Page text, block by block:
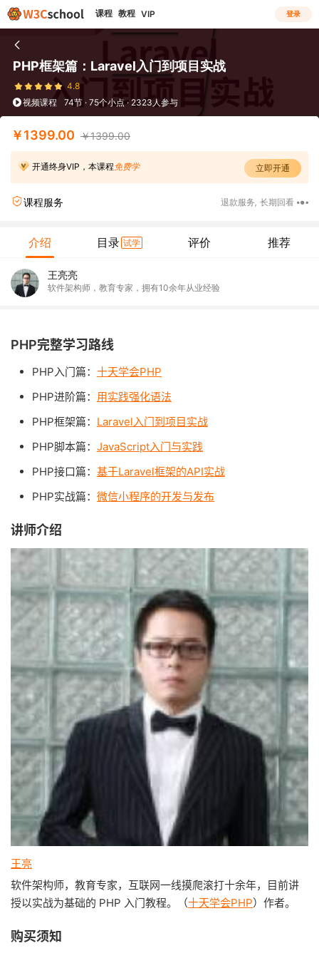
课程 教程 VIP 登录
PHP框架篇：Laravel入门到项目实战
4.8
视频课程
74节 · 75个小点 · 2323人参与
￥1399.00 ￥1399.00
开通终身VIP，本课程 免费学 立即开通
课程服务 退款服务 长期回看
介绍 目录 试学 评价 推荐
王亮亮
软件架构师，教育专家，拥有10余年从业经验
PHP完整学习路线
PHP入门篇： 十天学会PHP
PHP进阶篇： 用实践强化语法
PHP框架篇： Laravel入门到项目实战
PHP脚本篇： JavaScript入门与实践
PHP接口篇： 基于Laravel框架的API实战
PHP实战篇： 微信小程序的开发与发布
讲师介绍
王亮
软件架构师，教育专家，互联网一线摸爬滚打十余年，目前讲
授以实战为基础的 PHP 入门教程。（十天学会PHP）作者。
购买须知